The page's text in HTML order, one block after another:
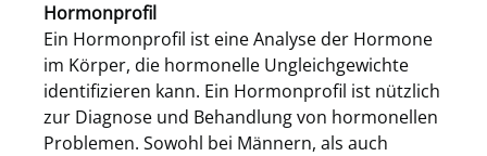
Hormonprofil
Ein Hormonprofil ist eine Analyse der Hormone
im Körper, die hormonelle Ungleichgewichte
identifizieren kann. Ein Hormonprofil ist nützlich
zur Diagnose und Behandlung von hormonellen
Problemen. Sowohl bei Männern, als auch